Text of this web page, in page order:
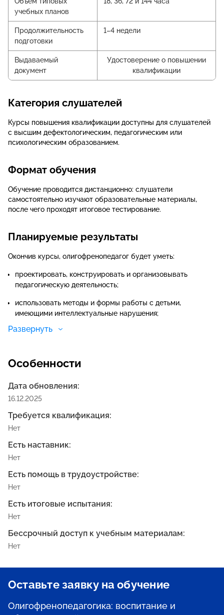
учебных планов
Продолжительность
подготовки
1–4 недели
Выдаваемый
документ
Удостоверение о повышении
квалификации
Категория слушателей
Курсы повышения квалификации доступны для слушателей
с высшим дефектологическим, педагогическим или
психологическим образованием.
Формат обучения
Обучение проводится дистанционно: слушатели
самостоятельно изучают образовательные материалы,
после чего проходят итоговое тестирование.
Планируемые результаты
Окончив курсы, олигофренопедагог будет уметь:
проектировать, конструировать и организовывать
педагогическую деятельность;
использовать методы и формы работы с детьми,
имеющими интеллектуальные нарушения;
разрабатывать и проводить занятия в формах, которые
Развернуть
Особенности
Дата обновления:
16.12.2025
Требуется квалификация:
Нет
Есть наставник:
Нет
Есть помощь в трудоустройстве:
Нет
Есть итоговые испытания:
Нет
Бессрочный доступ к учебным материалам:
Нет
Оставьте заявку на обучение
Олигофренопедагогика: воспитание и